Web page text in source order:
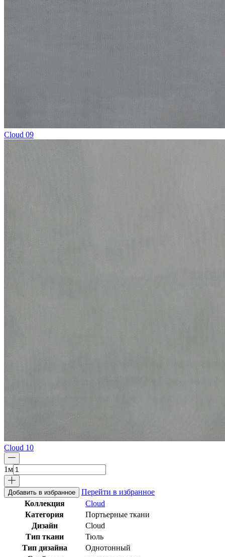
Cloud 09
Cloud 10
1м
Добавить в избранное
Перейти в избранное
Коллекция
Cloud
Категория
Портьерные ткани
Дизайн
Cloud
Тип ткани
Тюль
Тип дизайна
Однотонный